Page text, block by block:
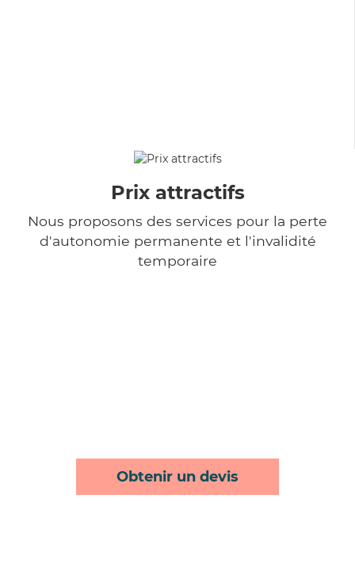
Prix attractifs
Nous proposons des services pour la perte
d'autonomie permanente et l'invalidité
temporaire
Obtenir un devis